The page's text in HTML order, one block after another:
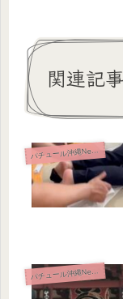
関連記事
パ
チュール沖縄News
パ
チュール沖縄News